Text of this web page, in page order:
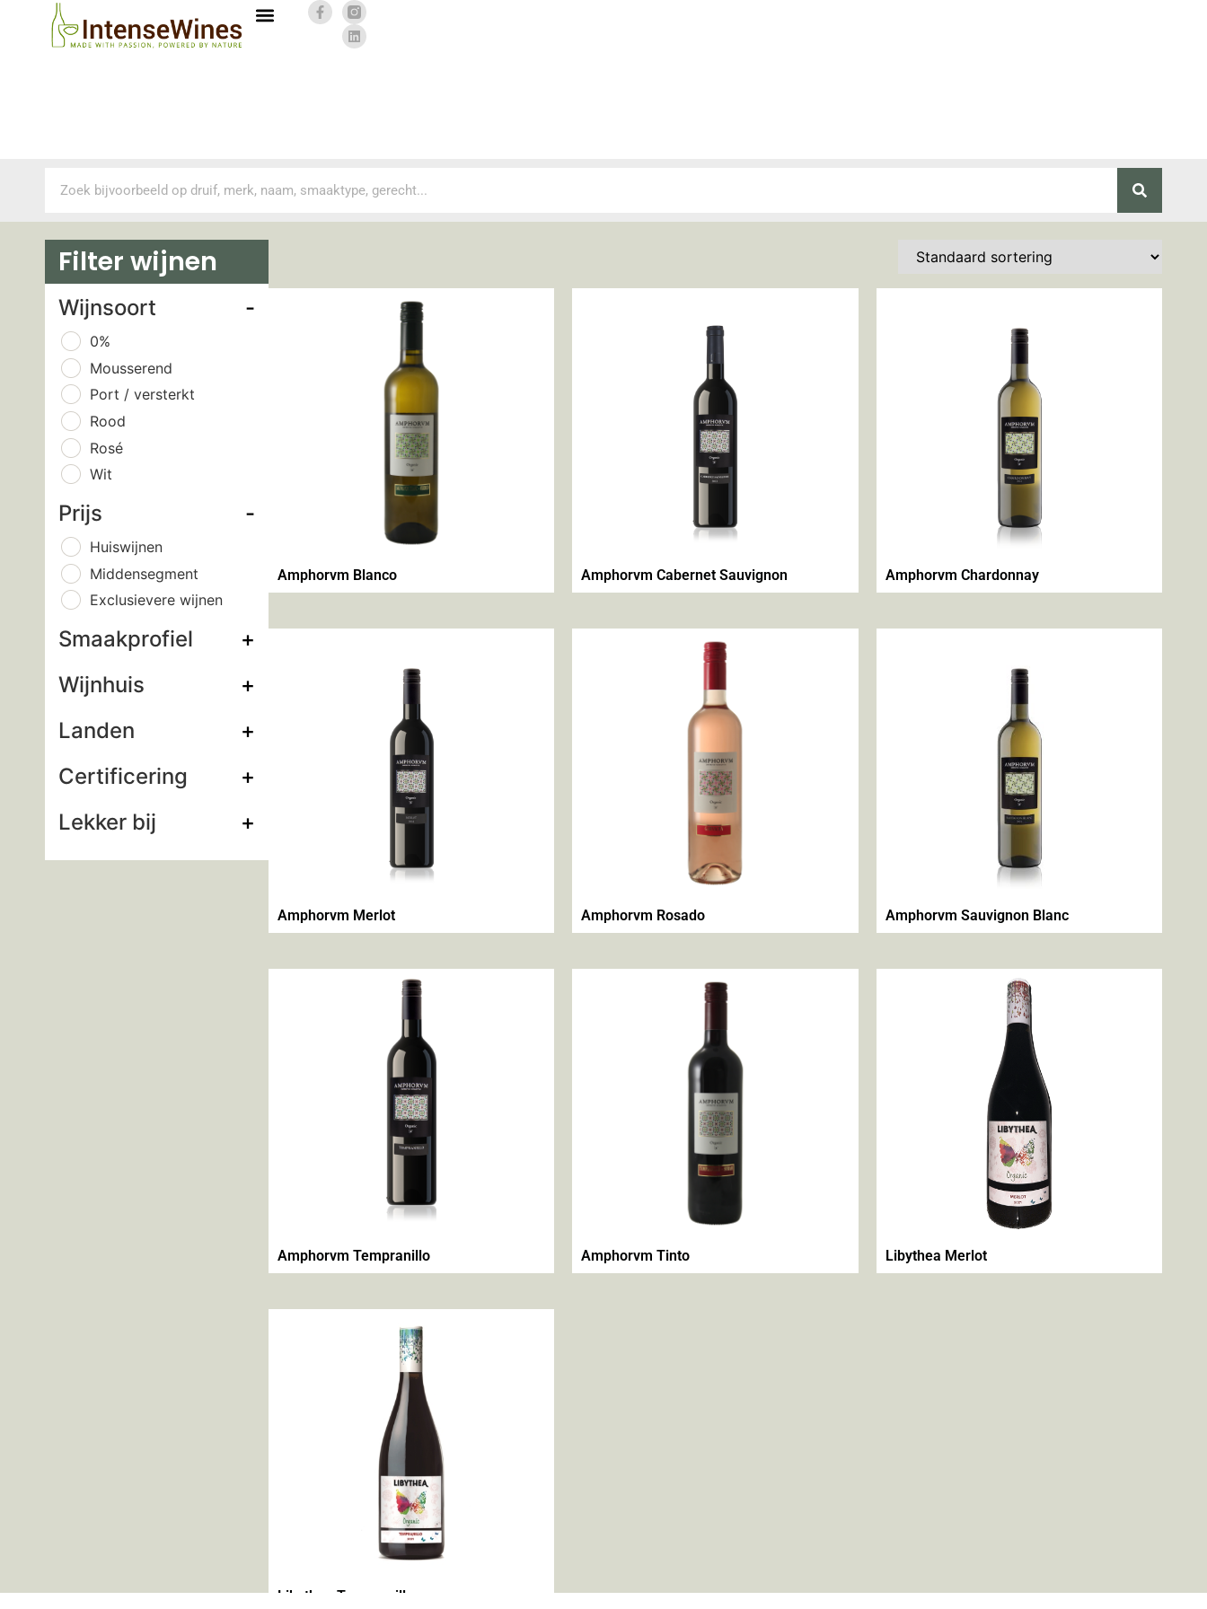
Filter wijnen
Wijnsoort -
0%
Mousserend
Port / versterkt
Rood
Rosé
Wit
Prijs -
Huiswijnen
Middensegment
Exclusievere wijnen
Smaakprofiel
+
Wijnhuis
+
Landen
+
Certificering
+
Lekker bij
+
Amphorvm Blanco Amphorvm Cabernet Sauvignon Amphorvm Chardonnay
Amphorvm Merlot Amphorvm Rosado Amphorvm Sauvignon Blanc
Amphorvm Tempranillo Amphorvm Tinto Libythea Merlot
Libythea Trempanillo